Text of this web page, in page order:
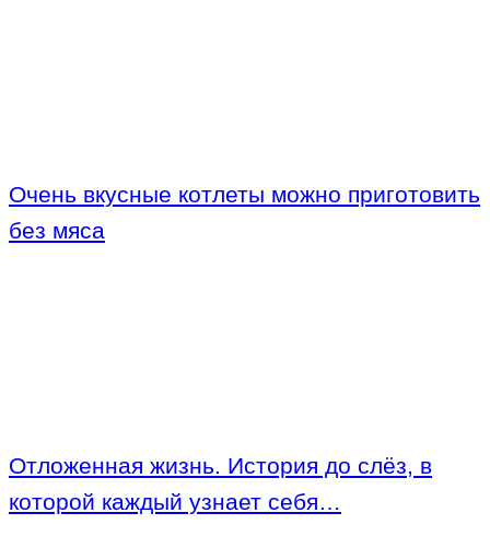
Очень вкусные котлеты можно приготовить
без мяса
Отложенная жизнь. История до слёз, в
которой каждый узнает себя…